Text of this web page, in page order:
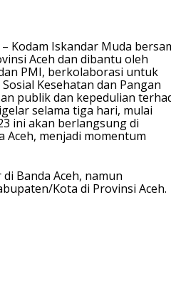
Kodam Iskandar Muda
Aceh dan dibantu oleh
PMI, berkolaborasi untuk
Kesehatan dan Pangan
publik dan kepedulian
selama tiga hari, mulai
ini akan berlangsung di
Aceh, menjadi momentum
Banda Aceh, namun
Kota di Provinsi Aceh.